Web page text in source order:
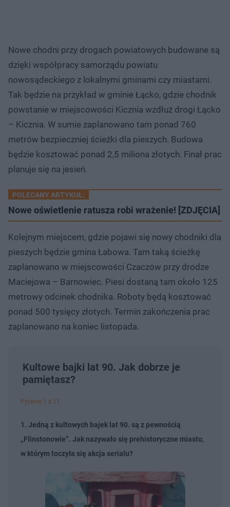
Nowe chodni przy drogach powiatowych budowane są
dzięki współpracy samorządu powiatu
nowosądeckiego z lokalnymi gminami czy miastami.
Tak będzie na przykład w gminie Łącko, gdzie chodnik
powstanie w miejscowości Kicznia wzdłuż drogi Łącko
– Kicznia. W sumie zaplanowano tam ponad 760
metrów bezpieczniej ścieżki dla pieszych. Budowa
będzie kosztować ponad 2,5 miliona złotych. Finał prac
planuje się na jesień.
POLECANY ARTYKUŁ:
Nowe oświetlenie ratusza robi wrażenie! [ZDJĘCIA]
Kolejnym miejscem, gdzie pojawi się nowy chodniki dla
pieszych będzie gmina Łabowa. Tam taką ścieżkę
zaplanowano w miejscowości Czaczów przy drodze
Maciejowa – Barnowiec. Piesi dostaną tam około 125
metrowy odcinek chodnika. Roboty będą kosztować
ponad 500 tysięcy złotych. Termin zakończenia prac
zaplanowano na koniec listopada.
Kultowe bajki lat 90. Jak dobrze je
pamiętasz?
Pytanie 1 z 11
1. Jedną z kultowych bajek lat 90. są z pewnością
„Flinstonowie”. Jak nazywało się prehistoryczne miasto,
w którym toczyła się akcja serialu?